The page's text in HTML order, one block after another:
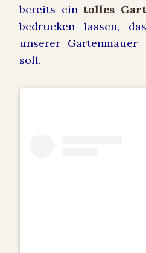
bereits eintolles
bedrucken lassen,
unserer Gartenmauer
soll.